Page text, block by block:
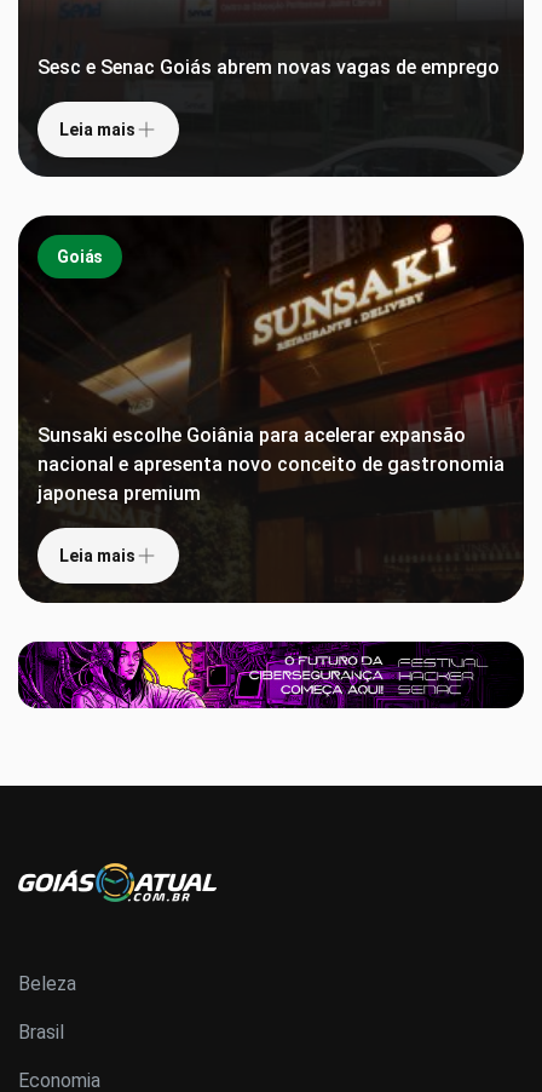
Sesc e Senac Goiás abrem novas vagas de emprego
Leia mais
Goiás
Sunsaki escolhe Goiânia para acelerar expansão
nacional e apresenta novo conceito de gastronomia
japonesa premium
Leia mais
Beleza
Brasil
Economia